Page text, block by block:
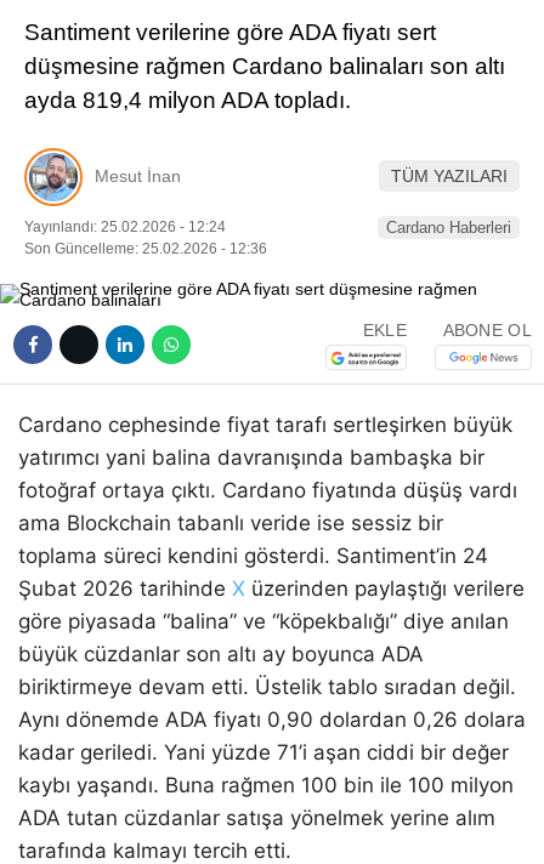
LinkedIn
Santiment verilerine göre ADA fiyatı sert
düşmesine rağmen Cardano balinaları son altı
ayda 819,4 milyon ADA topladı.
Mesut İnan TÜM YAZILARI
Yayınlandı: 25.02.2026 - 12:24
Son Güncelleme: 25.02.2026 - 12:36
Cardano Haberleri
EKLE ABONE OL
Cardano cephesinde fiyat tarafı sertleşirken büyük
yatırımcı yani balina davranışında bambaşka bir
fotoğraf ortaya çıktı. Cardano fiyatında düşüş vardı
ama Blockchain tabanlı veride ise sessiz bir
toplama süreci kendini gösterdi. Santiment’in 24
Şubat 2026 tarihinde X üzerinden paylaştığı verilere
göre piyasada “balina” ve “köpekbalığı” diye anılan
büyük cüzdanlar son altı ay boyunca ADA
biriktirmeye devam etti. Üstelik tablo sıradan değil.
Aynı dönemde ADA fiyatı 0,90 dolardan 0,26 dolara
kadar geriledi. Yani yüzde 71’i aşan ciddi bir değer
kaybı yaşandı. Buna rağmen 100 bin ile 100 milyon
ADA tutan cüzdanlar satışa yönelmek yerine alım
tarafında kalmayı tercih etti.